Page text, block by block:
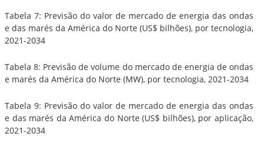
Tabela 7: Previsão do valor de mercado de energia das ondas
e das marés da América do Norte (US$ bilhões), por tecnologia,
2021-2034
Tabela 8: Previsão de volume do mercado de energia de ondas
e marés da América do Norte (MW), por tecnologia, 2021-2034
Tabela 9: Previsão do valor de mercado de energia das ondas
e das marés da América do Norte (US$ bilhões), por aplicação,
2021-2034